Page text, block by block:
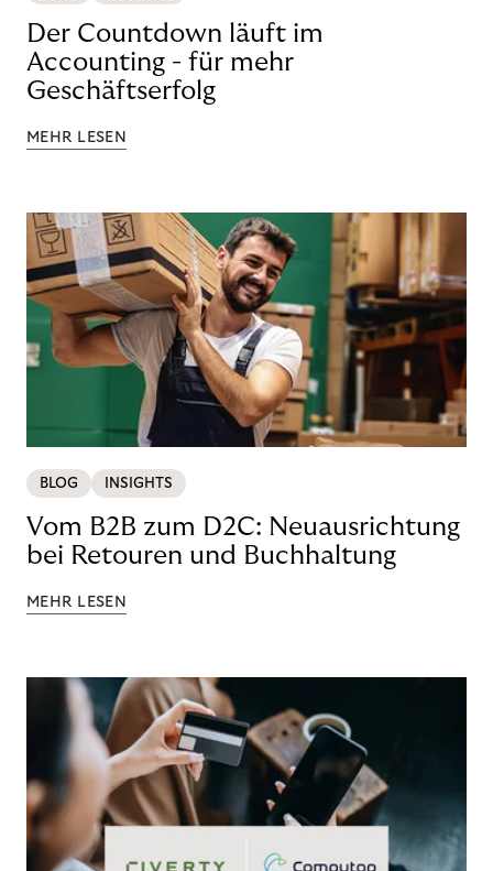
Der Countdown läuft im
Accounting - für mehr
Geschäftserfolg
MEHR LESEN
BLOG INSIGHTS
Vom B2B zum D2C: Neuausrichtung
bei Retouren und Buchhaltung
MEHR LESEN